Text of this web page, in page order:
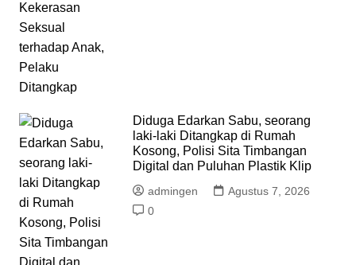
Diduga Edarkan Sabu, seorang
laki-laki Ditangkap di Rumah
Kosong, Polisi Sita Timbangan
Digital dan Puluhan Plastik Klip
admingen
Agustus 7, 2026
0